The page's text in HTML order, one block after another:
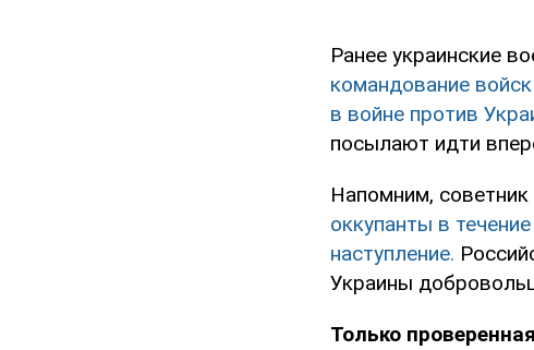
Ранее украинские
командование
в войне против
посылают идти
Напомним,
оккупанты в
наступление.
Украины
Только